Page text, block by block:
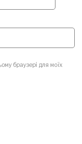
браузері для моїх